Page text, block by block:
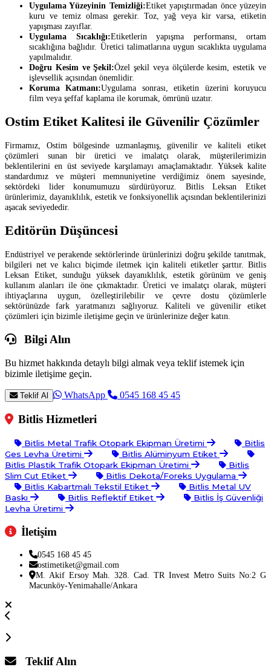
Uygulama Yüzeyinin Temizliği:Etiket yapıştırmadan önce yüzeyin
kuru ve temiz olması gerekir. Toz, yağ veya kir varsa, etiketin
yapışması zayıflar.
Uygulama Sıcaklığı:Etiketlerin yapışma performansı, ortam
sıcaklığına bağlıdır. Üretici talimatlarına uygun sıcaklıkta uygulama
yapılmalıdır.
Doğru Kesim ve Şekil:Özel şekil veya ölçülerde kesim, estetik ve
işlevsellik açısından önemlidir.
Koruma Katmanı:Uygulama sonrası, etiketin üzerini koruyucu
film veya şeffaf kaplama ile korumak, ömrünü uzatır.
Ostim Etiket Kalitesi ile Güvenilir Çözümler
Firmamız, Ostim bölgesinde uzmanlaşmış, güvenilir ve kaliteli etiket
çözümleri sunan bir üretici ve imalatçı olarak, müşterilerimizin
beklentilerini en üst seviyede karşılamayı amaçlamaktadır. Yüksek kalite
standardımız ve müşteri memnuniyetine verdiğimiz önem sayesinde,
sektördeki lider konumumuzu sürdürüyoruz. Bitlis Leksan Etiket
ürünlerimiz, dayanıklılık, estetik ve fonksiyonellik açısından beklentilerinizi
aşacak seviyededir.
Editörün Düşüncesi
Endüstriyel ve perakende sektörlerinde ürünlerinizi doğru şekilde tanıtmak,
bilgileri net ve kalıcı biçimde iletmek için kaliteli etiketler şarttır. Bitlis
Leksan Etiket, sunduğu yüksek dayanıklılık, estetik görünüm ve geniş
kullanım alanları ile öne çıkmaktadır. Üretici ve imalatçı olarak, müşteri
ihtiyaçlarına uygun, özelleştirilebilir ve çevre dostu çözümlerle
sektörünüzde fark yaratmanızı sağlıyoruz. Kaliteli ve güvenilir etiket
çözümleri için bizimle iletişime geçin ve ürünlerinize değer katın.
Bilgi Alın
Bu hizmet hakkında detaylı bilgi almak veya teklif istemek için
bizimle iletişime geçin.
Teklif Al WhatsApp 0545 168 45 45
Bitlis Hizmetleri
Bitlis Metal Trafik Otopark Ekipman Üretimi
Bitlis
Ges Levha Üretimi
Bitlis Alüminyum Etiket
Bitlis Plastik Trafik Otopark Ekipman Üretimi
Bitlis
Slim Cut Etiket
Bitlis Dekota/Foreks Uygulama
Bitlis Kabartmalı Tekstil Etiket
Bitlis Metal UV
Baskı
Bitlis Reflektif Etiket
Bitlis İş Güvenliği
Levha Üretimi
İletişim
0545 168 45 45
ostimetiket@gmail.com
M. Akif Ersoy Mah. 328. Cad. TR Invest Metro Suits No:2 G
Macunköy-Yenimahalle/Ankara
Teklif Alın